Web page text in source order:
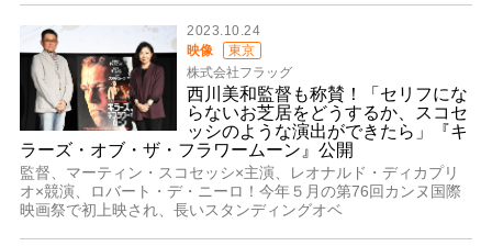
2023.10.24
映像
東京
株式会社フラッグ
西川美和監督も称賛！「セリフにな
らないお芝居をどうするか、スコセ
ッシのような演出ができたら」『キ
ラーズ・オブ・ザ・フラワームーン』公開
監督、マーティン・スコセッシ×主演、レオナルド・ディカプリ
オ×競演、ロバート・デ・ニーロ！今年５月の第76回カンヌ国際
映画祭で初上映され、長いスタンディングオベ